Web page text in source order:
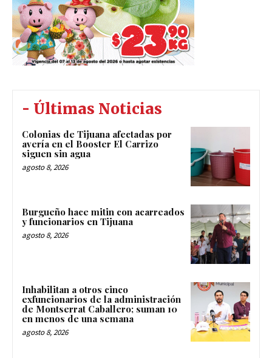
- Últimas Noticias
Colonias de Tijuana afectadas por
avería en el Booster El Carrizo
siguen sin agua
agosto 8, 2026
Burgueño hace mitin con acarreados
y funcionarios en Tijuana
agosto 8, 2026
Inhabilitan a otros cinco
exfuncionarios de la administración
de Montserrat Caballero; suman 10
en menos de una semana
agosto 8, 2026